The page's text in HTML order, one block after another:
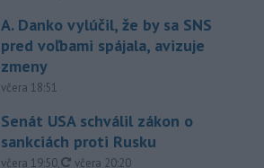
A. Danko vylúčil, že by sa SNS
pred voľbami spájala, avizuje
zmeny
včera 18:51
Senát USA schválil zákon o
sankciách proti Rusku
včera 19:50, aktualizované
včera 20:20